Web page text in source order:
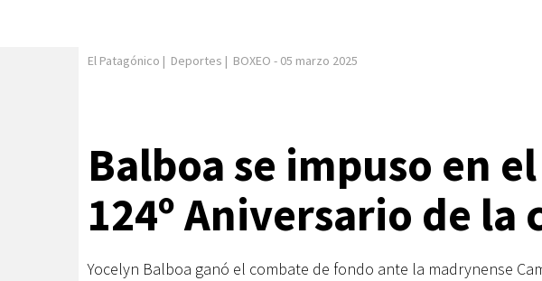
El Patagónico | Deportes | BOXEO - 05 marzo 2025
Balboa se impuso en
124º Aniversario de la
Yocelyn Balboa ganó el combate de fondo ante la madrynense